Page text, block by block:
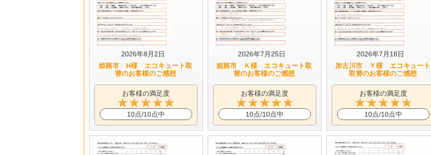
2026年8月2日
姫路市 H様 エコキュート取
替のお客様のご感想
お客様の満足度
10点/10点中
2026年7月25日
姫路市 Ｋ様 エコキュート取
替のお客様のご感想
お客様の満足度
10点/10点中
2026年7月18日
加古川市 Ｙ様 エコキュート
取替のお客様のご感想
お客様の満足度
10点/10点中